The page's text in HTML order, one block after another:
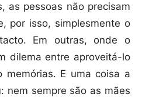
as pessoas não precisam
por isso, simplesmente o
Em outras, onde o
dilema entre aproveitá-lo
memórias. E uma coisa a
nem sempre são as mães